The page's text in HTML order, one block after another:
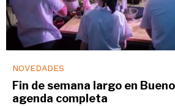
NOVEDADES
Fin de semana largo en
agenda completa